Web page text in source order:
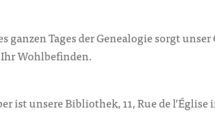
ganzen Tages der Genealogie sorgt
Wohlbefinden.
ist unsere Bibliothek, 11, Rue de